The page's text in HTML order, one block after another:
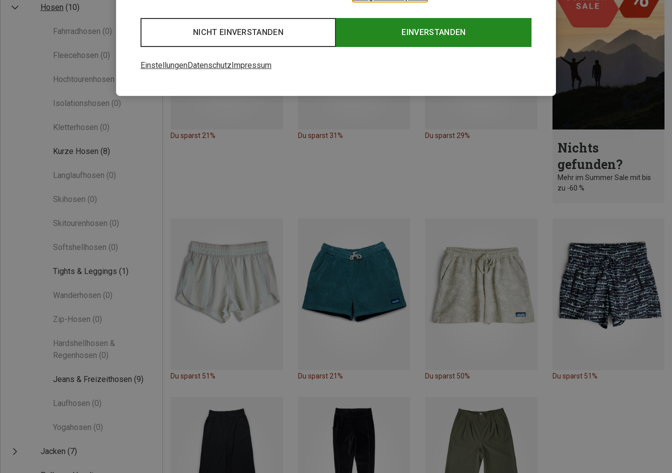
Hosen (10)
Fahrradhosen (0)
Fleecehosen (0)
Hochtourenhosen
Isolationshosen (0)
Kletterhosen (0)
Kurze Hosen (8)
Langlaufhosen (0)
Skihosen (0)
Skitourenhosen (0)
Softshellhosen (0)
Tights & Leggings (1)
Wanderhosen (0)
Zip-Hosen (0)
Hardshellhosen &
Regenhosen (0)
Jeans & Freizeithosen (9)
Laufhosen (0)
Yogahosen (0)
Jacken (7)
Du sparst 21% Du sparst 31% Du sparst 29%
Nichts
gefunden?
Mehr im Summer Sale mit bis
zu -60 %
Du sparst 51% Du sparst 21% Du sparst 50% Du sparst 51%
EINVERSTANDEN
NICHT EINVERSTANDEN
EinstellungenDatenschutzImpressum